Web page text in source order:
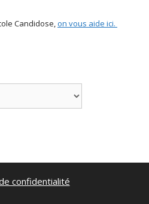
Candidose,on vous aide ici.
confidentialité